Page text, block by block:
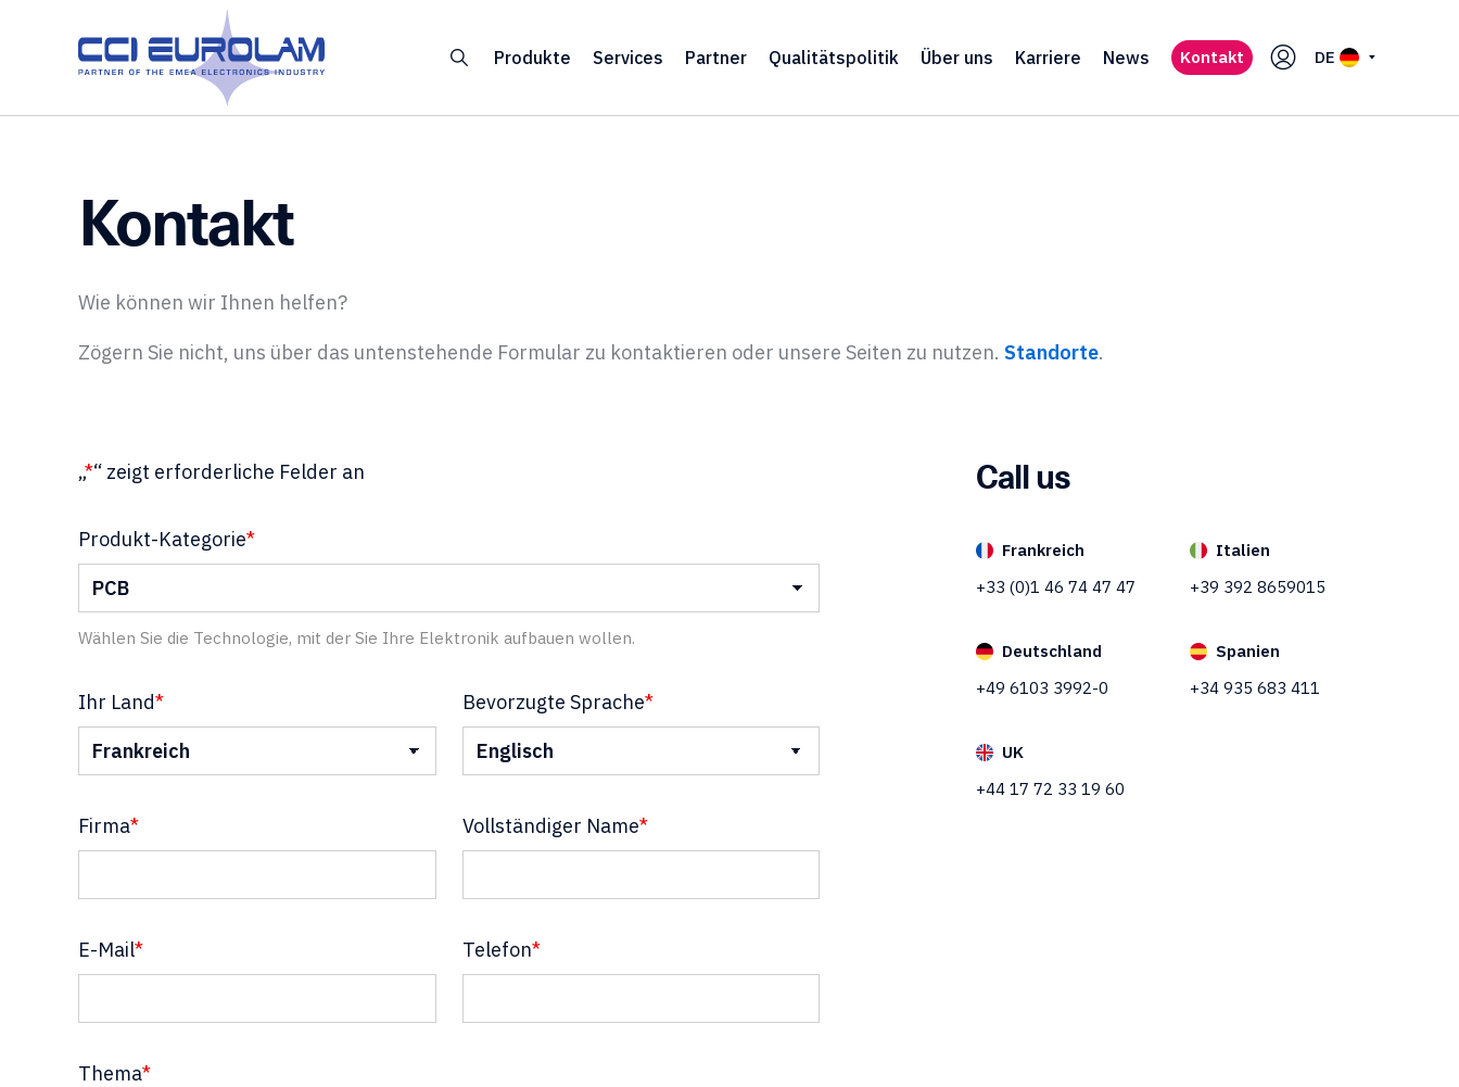
Produkte Services Partner Qualitätspolitik Über uns Karriere News Kontakt DE
Kontakt
Wie können wir Ihnen helfen?
Zögern Sie nicht, uns über das untenstehende Formular zu kontaktieren oder unsere Seiten zu nutzen. Standorte.
„*“ zeigt erforderliche Felder an
Produkt-Kategorie*
Wählen Sie die Technologie, mit der Sie Ihre Elektronik aufbauen wollen.
Ihr Land* Bevorzugte Sprache*
Firma* Vollständiger Name*
E-Mail* Telefon*
Thema*
Call us
Frankreich
+33 (0)1 46 74 47 47
Deutschland
+49 6103 3992-0
UK
+44 17 72 33 19 60
Italien
+39 392 8659015
Spanien
+34 935 683 411